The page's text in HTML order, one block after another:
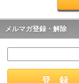
メルマガ登録・解除